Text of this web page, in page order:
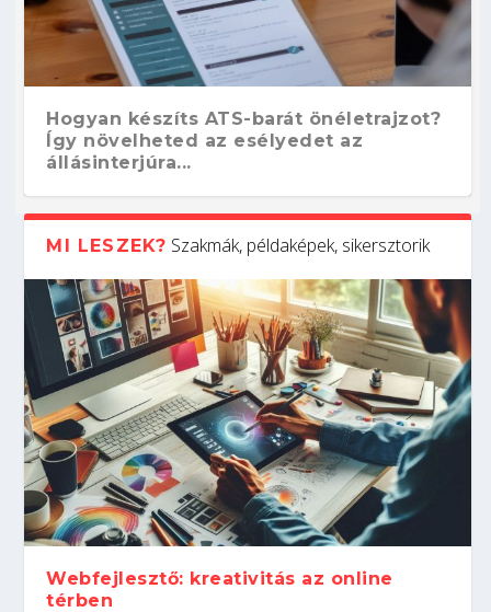
Hogyan készíts ATS-barát önéletrajzot?
Így növelheted az esélyedet az
állásinterjúra...
Kitalálod, mire használják ezeket a
gépeket?
Nem sikerült az egyetemi felvételi?
Tanulj szakmát!
Szoftverfejlesztő: verseny kódban –
amikor néhány sor program dönti el a
világversenyt...
Digitális detox – hogyan kapcsolódj ki
telefon nélkül?
MI LESZEK? Szakmák, példaképek, sikersztorik
Webfejlesztő: kreativitás az online
térben